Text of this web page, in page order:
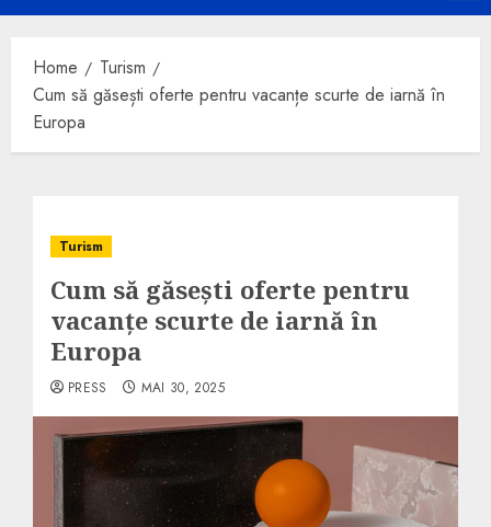
Menu
Home
Turism
Cum să găsești oferte pentru vacanțe scurte de iarnă în
Europa
Turism
Cum să găsești oferte pentru
vacanțe scurte de iarnă în
Europa
PRESS MAI 30, 2025